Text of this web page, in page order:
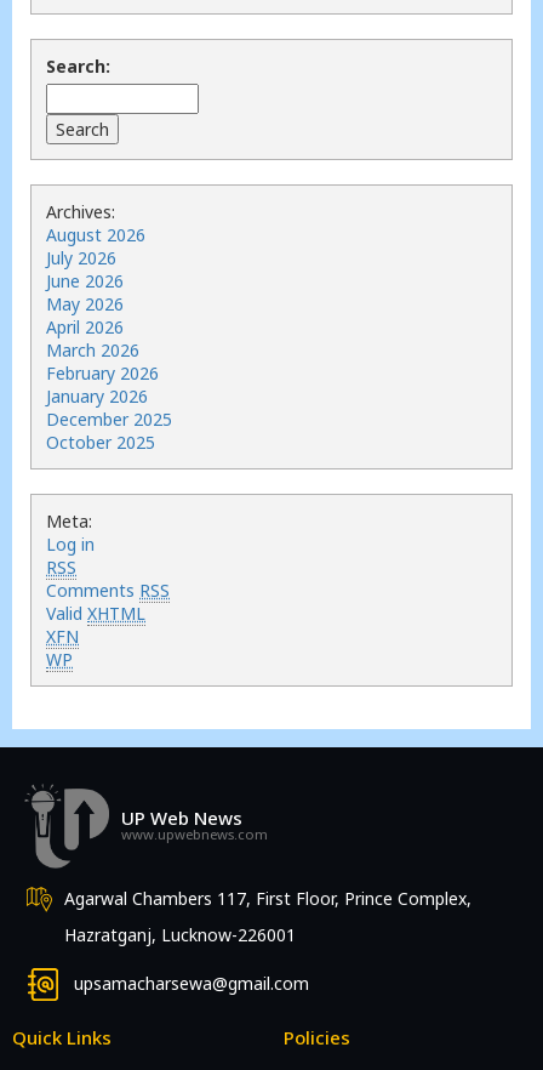
Search:
Archives:
August 2026
July 2026
June 2026
May 2026
April 2026
March 2026
February 2026
January 2026
December 2025
October 2025
Meta:
Log in
RSS
Comments RSS
Valid XHTML
XFN
WP
UP Web News
www.upwebnews.com
Agarwal Chambers 117, First Floor, Prince Complex,
Hazratganj, Lucknow-226001
upsamacharsewa@gmail.com
Quick Links Policies